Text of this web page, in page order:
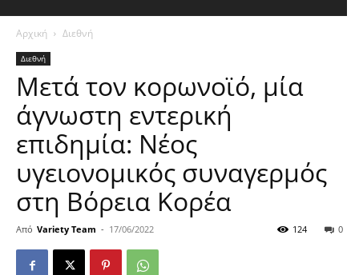
Αρχική Διεθνή
Διεθνή
Μετά τον κορωνοϊό, μία
άγνωστη εντερική
επιδημία: Νέος
υγειονομικός συναγερμός
στη Βόρεια Κορέα
Από Variety Team - 17/06/2022 0
124